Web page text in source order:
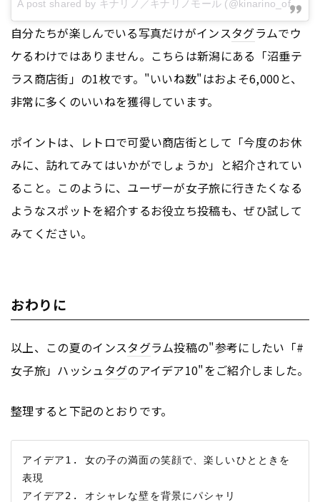
A post shared by キナリノ／キナリノモール (@kinarino_official) on
自分たちが楽しんでいる写真だけがインスタグラムでウ
ケるわけではありません。こちらは新潟にある「沼垂テ
ラス商店街」の1枚です。"いいね数"はおよそ6,000と、
非常に多くのいいねを獲得しています。
ポイントは、レトロで可愛い商店街として「今度のお休
みに、訪れてみてはいかがでしょうか」と紹介されてい
ること。このように、ユーザーが女子旅に行きたくなる
ようなスポットを紹介するお役立ち投稿も、ぜひ試して
みてください。
おわりに
以上、この夏のインスタグラム投稿の"参考にしたい「#
女子旅」ハッシュタグのアイデア10"をご紹介しました。
整理すると下記のとおりです。
アイデア1. 女の子の満面の笑顔で、楽しいひとときを
表現
アイデア2. オシャレな壁を背景にパシャリ